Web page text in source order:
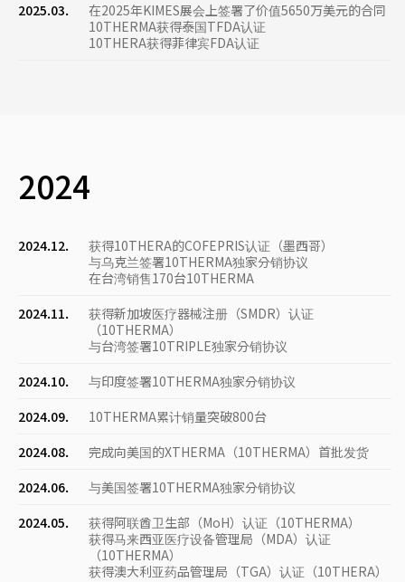
2025.03.
在2025年KIMES展会上签署了价值5650万美元的合同
10THERMA获得泰国TFDA认证
10THERA获得菲律宾FDA认证
2024
2024.12.
获得10THERA的COFEPRIS认证（墨西哥）
与乌克兰签署10THERMA独家分销协议
在台湾销售170台10THERMA
2024.11.
获得新加坡医疗器械注册（SMDR）认证
（10THERMA）
与台湾签署10TRIPLE独家分销协议
2024.10.
与印度签署10THERMA独家分销协议
2024.09.
10THERMA累计销量突破800台
2024.08.
完成向美国的XTHERMA（10THERMA）首批发货
2024.06.
与美国签署10THERMA独家分销协议
2024.05.
获得阿联酋卫生部（MoH）认证（10THERMA）
获得马来西亚医疗设备管理局（MDA）认证
（10THERMA）
获得澳大利亚药品管理局（TGA）认证（10THERA）